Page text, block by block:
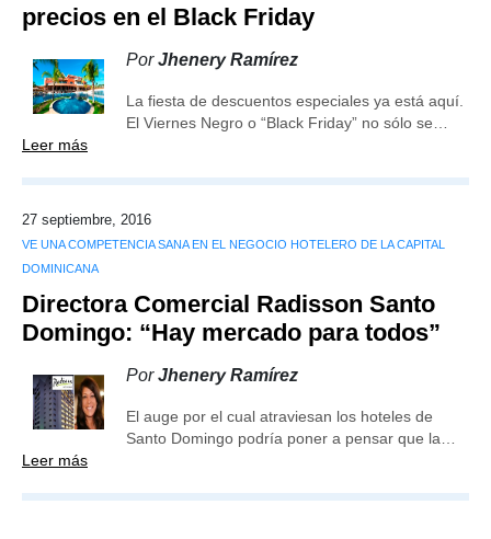
precios en el Black Friday
PorJhenery Ramírez
La fiesta de descuentos especiales ya está aquí.
El Viernes Negro o “Black Friday” no sólo se…
Leer más
27 septiembre, 2016
VE UNA COMPETENCIA SANA EN EL NEGOCIO HOTELERO DE LA CAPITAL
DOMINICANA
Directora Comercial Radisson Santo
Domingo: “Hay mercado para todos”
PorJhenery Ramírez
El auge por el cual atraviesan los hoteles de
Santo Domingo podría poner a pensar que la…
Leer más